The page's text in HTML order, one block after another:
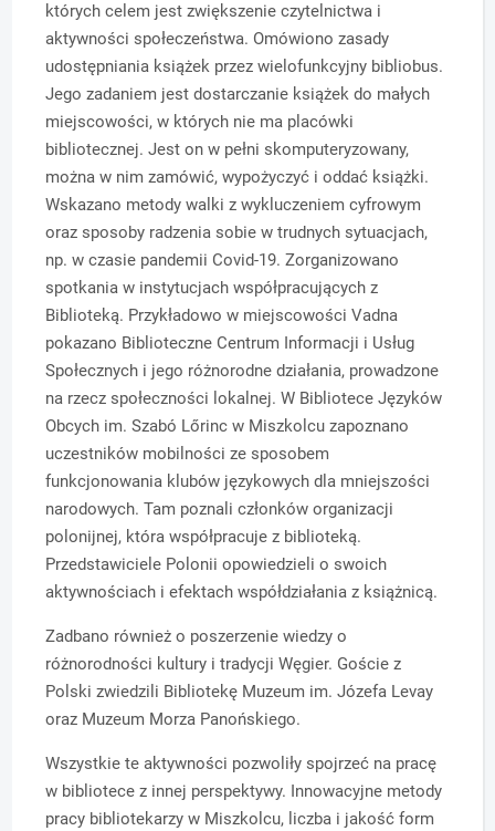
których celem jest zwiększenie czytelnictwa i
aktywności społeczeństwa. Omówiono zasady
udostępniania książek przez wielofunkcyjny bibliobus.
Jego zadaniem jest dostarczanie książek do małych
miejscowości, w których nie ma placówki
bibliotecznej. Jest on w pełni skomputeryzowany,
można w nim zamówić, wypożyczyć i oddać książki.
Wskazano metody walki z wykluczeniem cyfrowym
oraz sposoby radzenia sobie w trudnych sytuacjach,
np. w czasie pandemii Covid-19. Zorganizowano
spotkania w instytucjach współpracujących z
Biblioteką. Przykładowo w miejscowości Vadna
pokazano Biblioteczne Centrum Informacji i Usług
Społecznych i jego różnorodne działania, prowadzone
na rzecz społeczności lokalnej. W Bibliotece Języków
Obcych im. Szabó Lőrinc w Miszkolcu zapoznano
uczestników mobilności ze sposobem
funkcjonowania klubów językowych dla mniejszości
narodowych. Tam poznali członków organizacji
polonijnej, która współpracuje z biblioteką.
Przedstawiciele Polonii opowiedzieli o swoich
aktywnościach i efektach współdziałania z książnicą.
Zadbano również o poszerzenie wiedzy o
różnorodności kultury i tradycji Węgier. Goście z
Polski zwiedzili Bibliotekę Muzeum im. Józefa Levay
oraz Muzeum Morza Panońskiego.
Wszystkie te aktywności pozwoliły spojrzeć na pracę
w bibliotece z innej perspektywy. Innowacyjne metody
pracy bibliotekarzy w Miszkolcu, liczba i jakość form